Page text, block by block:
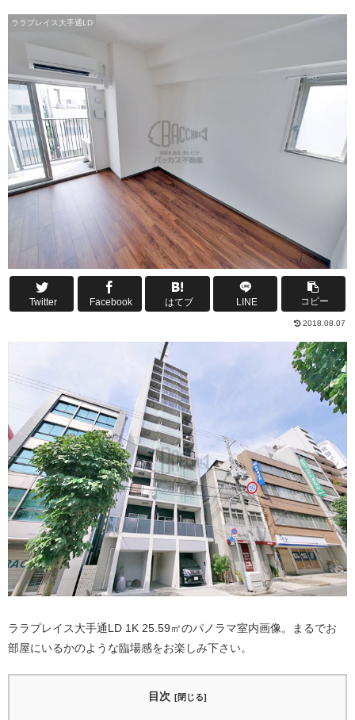
ララプレイス大手通LD
Twitter Facebook はてブ LINE コピー
2018.08.07
ララプレイス大手通LD 1K 25.59㎡のパノラマ室内画像。まるでお
部屋にいるかのような臨場感をお楽しみ下さい。
目次